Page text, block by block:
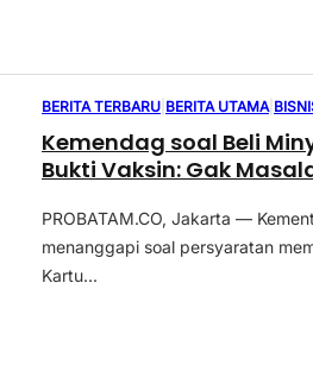
BERITA TERBARU BERITA UTAMA
Kemendag soal Beli
Bukti Vaksin: Gak
PROBATAM.CO, Jakarta —
menanggapi soal persyaratan
Kartu...